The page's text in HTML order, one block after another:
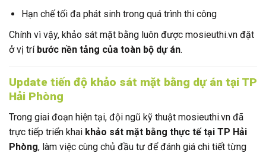
Hạn chế tối đa phát sinh trong quá trình thi công
Chính vì vậy, khảo sát mặt bằng luôn được mosieuthi.vn đặt
ở vị trí bước nền tảng của toàn bộ dự án.
Update tiến độ khảo sát mặt bằng dự án tại TP
Hải Phòng
Trong giai đoạn hiện tại, đội ngũ kỹ thuật mosieuthi.vn đã
trực tiếp triển khai khảo sát mặt bằng thực tế tại TP Hải
Phòng, làm việc cùng chủ đầu tư để đánh giá chi tiết từng